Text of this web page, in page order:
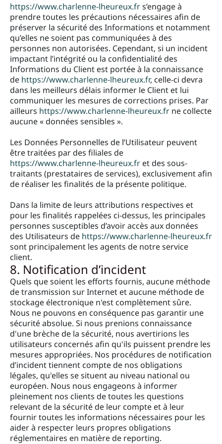
https://www.charlenne-lheureux.frs’engage à
prendre toutes les précautions nécessaires afin de
préserver la sécurité des Informations et notamment
qu’elles ne soient pas communiquées à des
personnes non autorisées. Cependant, si un incident
impactant l’intégrité ou la confidentialité des
Informations du Client est portée à la connaissance
de https://www.charlenne-lheureux.fr, celle-ci devra
dans les meilleurs délais informer le Client et lui
communiquer les mesures de corrections prises. Par
ailleurs https://www.charlenne-lheureux.fr ne collecte
aucune « données sensibles ».
Les Données Personnelles de l’Utilisateur peuvent
être traitées par des filiales de
https://www.charlenne-lheureux.fr et des sous-
traitants (prestataires de services), exclusivement afin
de réaliser les finalités de la présente politique.
Dans la limite de leurs attributions respectives et
pour les finalités rappelées ci-dessus, les principales
personnes susceptibles d’avoir accès aux données
des Utilisateurs de https://www.charlenne-lheureux.fr
sont principalement les agents de notre service
client.
8. Notification d’incident
Quels que soient les efforts fournis, aucune méthode
de transmission sur Internet et aucune méthode de
stockage électronique n'est complètement sûre.
Nous ne pouvons en conséquence pas garantir une
sécurité absolue. Si nous prenions connaissance
d'une brèche de la sécurité, nous avertirions les
utilisateurs concernés afin qu'ils puissent prendre les
mesures appropriées. Nos procédures de notification
d’incident tiennent compte de nos obligations
légales, qu'elles se situent au niveau national ou
européen. Nous nous engageons à informer
pleinement nos clients de toutes les questions
relevant de la sécurité de leur compte et à leur
fournir toutes les informations nécessaires pour les
aider à respecter leurs propres obligations
réglementaires en matière de reporting.